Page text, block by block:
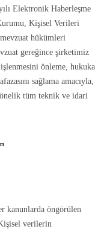
Elektronik Haberleşme
Kişisel Verileri
hükümleri
gereğince şirketimiz
önleme, hukuka
sağlama amacıyla,
tüm teknik ve idari
kanunlarda öngörülen
verilerin